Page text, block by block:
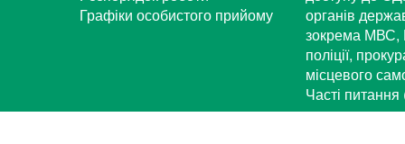
Графіки особистого прийому
органів
зокрема МВС,
поліції,
місцевого
Часті питання